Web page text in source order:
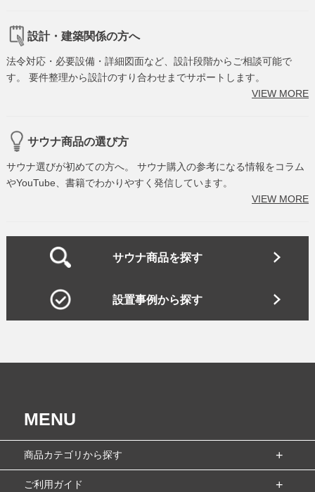
設計・建築関係の方へ
法令対応・必要設備・詳細図面など、設計段階からご相談可能で
す。 要件整理から設計のすり合わせまでサポートします。
VIEW MORE
サウナ商品の選び方
サウナ選びが初めての方へ。 サウナ購入の参考になる情報をコラム
やYouTube、書籍でわかりやすく発信しています。
VIEW MORE
サウナ商品を探す
設置事例から探す
MENU
商品カテゴリから探す
ご利用ガイド